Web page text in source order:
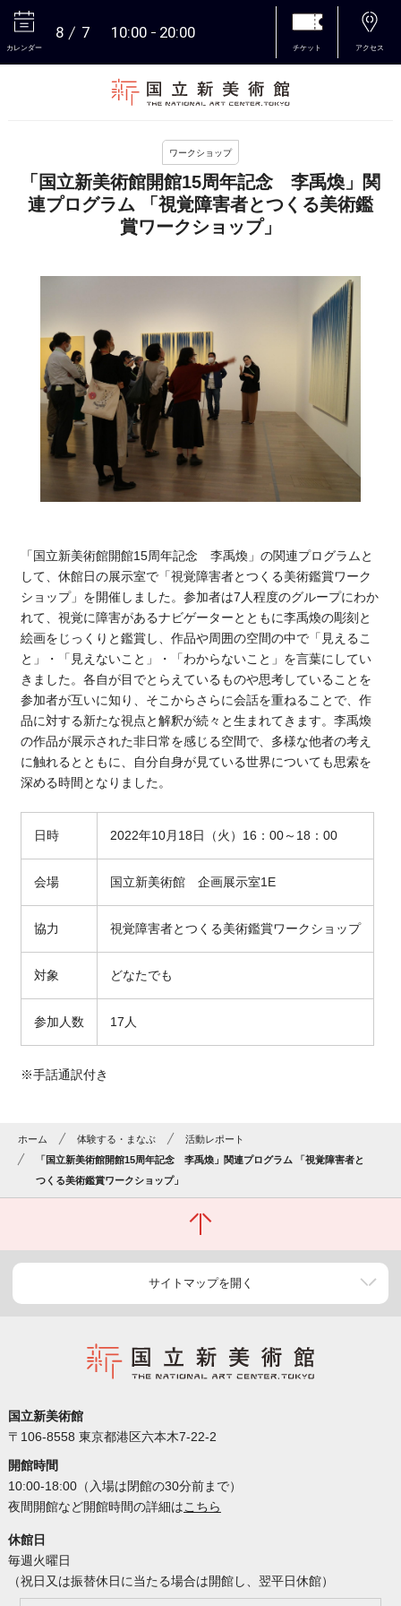
カレンダー
8 7 10:00 20:00
チケット アクセス
ワークショップ
「国立新美術館開館15周年記念 李禹煥」関
連プログラム 「視覚障害者とつくる美術鑑
賞ワークショップ」
「国立新美術館開館15周年記念 李禹煥」の関連プログラムと
して、休館日の展示室で「視覚障害者とつくる美術鑑賞ワーク
ショップ」を開催しました。参加者は7 人程度のグループにわか
れて、視覚に障害があるナビゲーターとともに李禹煥の彫刻と
絵画をじっくりと鑑賞し、作品や周囲の空間の中で「見えるこ
と」・「見えないこと」・「わからないこと」を言葉にしてい
きました。各自が目でとらえているものや思考していることを
参加者が互いに知り、そこからさらに会話を重ねることで、作
品に対する新たな視点と解釈が続々と生まれてきます。李禹煥
の作品が展示された非日常を感じる空間で、多様な他者の考え
に触れるとともに、自分自身が見ている世界についても思索を
深める時間となりました。
日時 2022年10月 18日（火） 16 ： 00～ 18 ： 00
会場 国立新美術館 企画展示室1E
協力 視覚障害者とつくる美術鑑賞ワークショップ
対象 どなたでも
参加人数 17人
※手話通訳付き
ホーム 体験する・まなぶ
活動レポート
「国立新美術館開館15周年記念 李禹煥」関連プログラム 「視覚障害者と
つくる美術鑑賞ワークショップ」
サイトマップを開く
国立新美術館
〒106-8558 東京都港区六本木7-22-2
開館時間
10:00-18:00（入場は閉館の30分前まで）
夜間開館など開館時間の詳細はこちら
休館日
毎週火曜日
（祝日又は振替休日に当たる場合は開館し、翌平日休館）